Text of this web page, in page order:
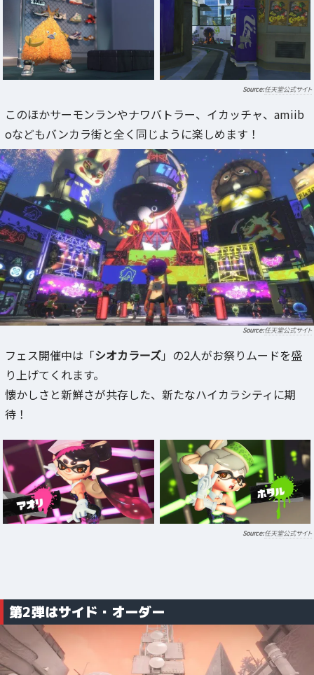
任天堂公式サイト
このほかサーモンランやナワバトラー、イカッチャ、amiib
oなどもバンカラ街と全く同じように楽しめます！
任天堂公式サイト
フェス開催中は「シオカラーズ」の2人がお祭りムードを盛
り上げてくれます。
懐かしさと新鮮さが共存した、新たなハイカラシティに期
待！
任天堂公式サイト
第2弾はサイド・オーダー